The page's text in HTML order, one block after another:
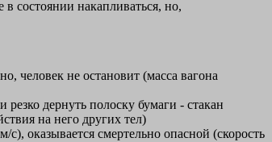
состоянии накапливаться, но,
человек не остановит (масса вагона
дернуть полоску бумаги - стакан
на него других тел)
оказывается смертельно опасной (скорость